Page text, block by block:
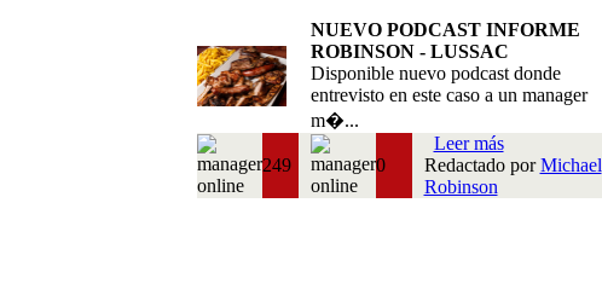
NUEVO PODCAST INFORME
ROBINSON - LUSSAC
Disponible nuevo podcast donde
entrevisto en este caso a un manager
m�...
249 0
Leer más
Redactado porMichael
Robinson